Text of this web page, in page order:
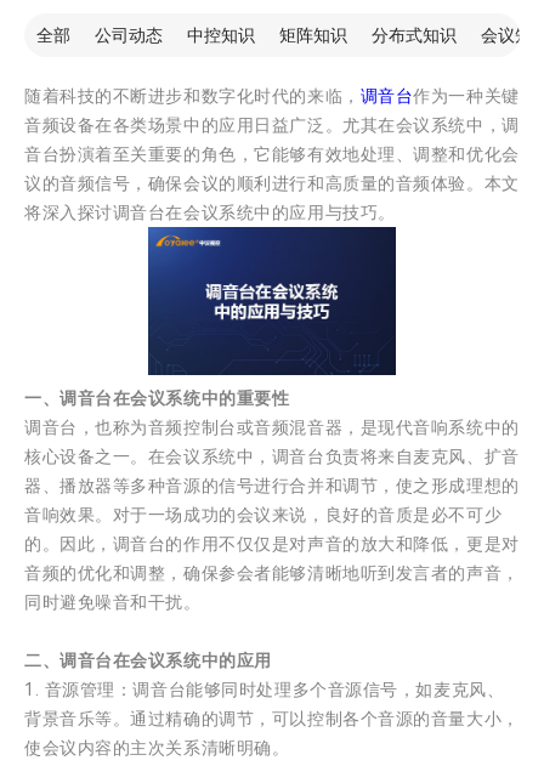
全部 公司动态 中控知识 矩阵知识 分布式知识 会议知
随着科技的不断进步和数字化时代的来临， 调音台作为一种关键
音频设备在各类场景中的应用日益广泛。尤其在会议系统中，调
音台扮演着至关重要的角色，它能够有效地处理、调整和优化会
议的音频信号，确保会议的顺利进行和高质量的音频体验。本文
将深入探讨调音台在会议系统中的应用与技巧。
一、调音台在会议系统中的重要性
调音台，也称为音频控制台或音频混音器，是现代音响系统中的
核心设备之一。在会议系统中，调音台负责将来自麦克风、扩音
器、播放器等多种音源的信号进行合并和调节，使之形成理想的
音响效果。对于一场成功的会议来说，良好的音质是必不可少
的。因此，调音台的作用不仅仅是对声音的放大和降低，更是对
音频的优化和调整，确保参会者能够清晰地听到发言者的声音，
同时避免噪音和干扰。
二、调音台在会议系统中的应用
1. 音源管理：调音台能够同时处理多个音源信号，如麦克风、
背景音乐等。通过精确的调节，可以控制各个音源的音量大小，
使会议内容的主次关系清晰明确。